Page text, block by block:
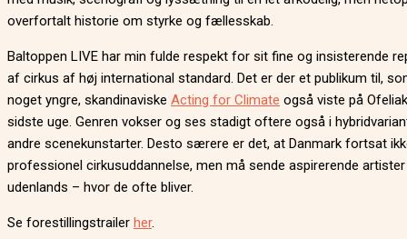
overfortalt historie om styrke og fællesskab.
Baltoppen LIVE har min fulde respekt for sit fine og insisterende
af cirkus af høj international standard. Det er der et publikum til,
noget yngre, skandinaviske Acting for Climate også viste på
sidste uge. Genren vokser og ses stadigt oftere også i
andre scenekunstarter. Desto særere er det, at Danmark fortsat
professionel cirkusuddannelse, men må sende aspirerende artister
udenlands – hvor de ofte bliver.
Se forestillingstrailer her.